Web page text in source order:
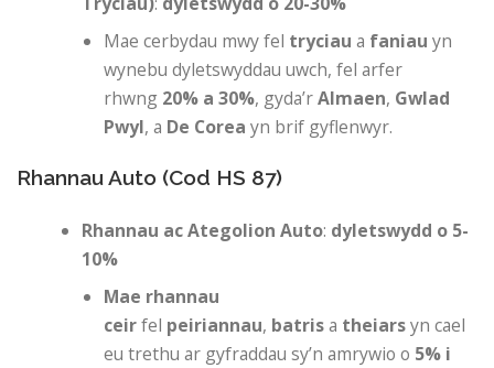
Mae cerbydau mwy fel tryciau a faniau yn
wynebu dyletswyddau uwch, fel arfer
rhwng 20% ​​a 30%, gyda’rAlmaen, Gwlad
Pwyl, a De Corea yn brif gyflenwyr.
Rhannau Auto (Cod HS 87)
Rhannau ac Ategolion Auto: dyletswydd o 5-
10%
Mae rhannau
ceirfel peiriannau, batrisa theiarsyn cael
eu trethu ar gyfraddau sy’n amrywio o 5% i